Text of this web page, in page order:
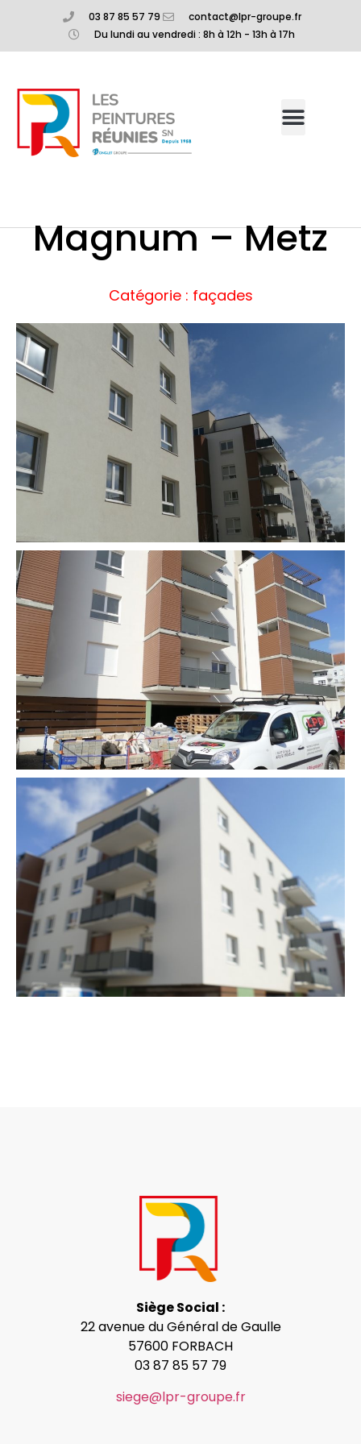
03 87 85 57 79
contact@lpr-groupe.fr
Du lundi au vendredi : 8h à 12h - 13h à 17h
Magnum – Metz
Catégorie : façades
Siège Social :
22 avenue du Général de Gaulle
57600 FORBACH
03 87 85 57 79
siege@lpr-groupe.fr